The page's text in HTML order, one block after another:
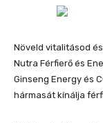
Növeld vitalitásod
Nutra Férfierő és
Ginseng Energy és
hármasát kínálja